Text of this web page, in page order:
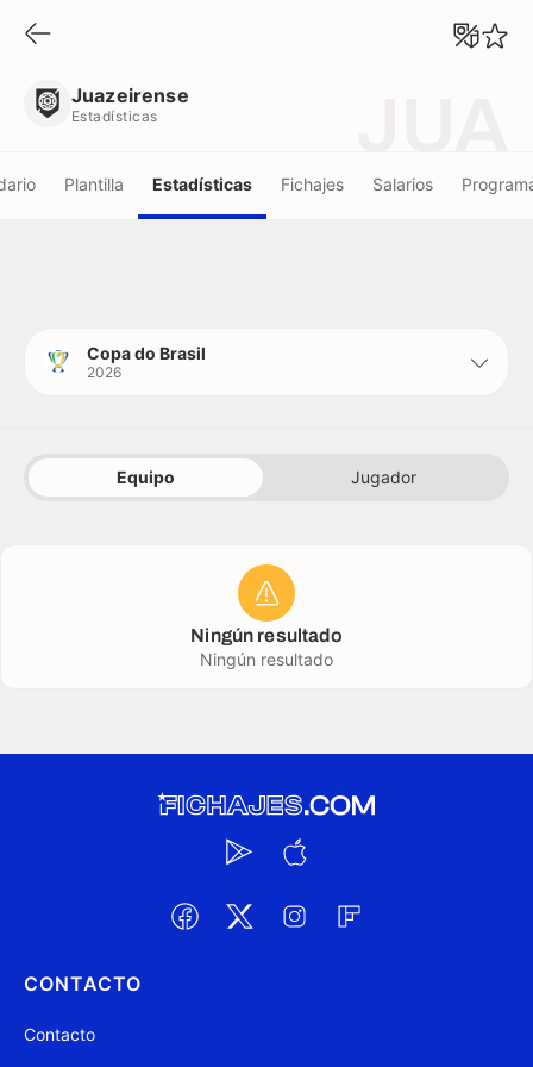
Juazeirense
Estadísticas
Plantilla Estadísticas Fichajes Salarios
Copa do Brasil
2026
Equipo Jugador
Ningún resultado
Ningún resultado
CONTACTO
Contacto